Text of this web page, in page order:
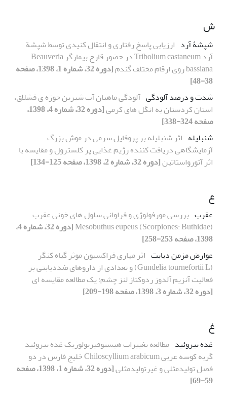
ش
شپشۀ آرد ارزیابی پاسخ رفتاری و انتقال کنیدی توسط شپشة
آرد Tribolium castaneum در حضور قارچ بیمارگر Beauveria
bassiana روی ارقام مختلف گندم
[دوره 32، شماره 1، 1398، صفحه
38-48]
شدت و درصد آلودگی آلودگی ماهیان آب شیرین حوزه ی قشلاق،
استان کردستان به انگل های کرمی
[دوره 32، شماره 4، 1398،
صفحه 324-338]
شنبلیله اثر شنبلیله بر پروفایل سرمی در موش بزرگ
آزمایشگاهی دریافت کننده رژیم غذایی پر کلسترول و مقایسه با
اثر آتورواستاتین[دوره 32، شماره 2، 1398، صفحه 125-134]
ع
عقرب بررسی مورفولوژی و فراوانی سلول های خونی عقرب
Mesobuthus eupeus (Scorpiones: Buthidae)
[دوره 32، شماره 4،
1398، صفحه 253-258]
عوارض مزمن دیابت اثر مهاری فراکسیون موثر گیاه کنگر
(Gundelia tournefortii L) و تعدادی از داروهای ضددیابتی بر
فعالیت آنزیم آلدوز ردوکتاز لنز چشم: یک مطالعه مقایسه ای
[دوره 32، شماره 3، 1398، صفحه 198-209]
غ
غده تیروئید مطالعه تغییرات هیستوفیزیولوژیک غده تیروئید
گربه کوسه عربی Chiloscyllium arabicum خلیج فارس در دو
فصل تولیدمثلی و غیرتولیدمثلی
[دوره 32، شماره 1، 1398، صفحه
59-69]